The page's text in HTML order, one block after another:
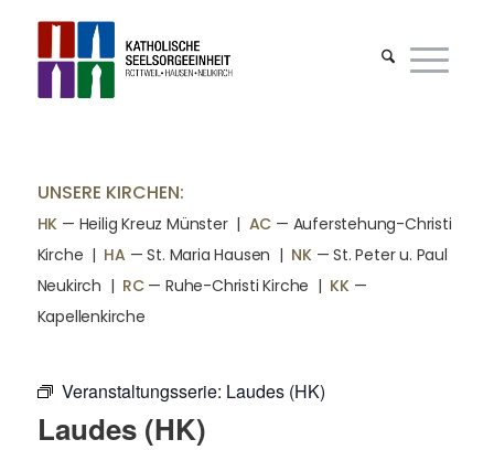
UNSERE KIRCHEN:
HK — Heilig Kreuz Münster | AC — Auferstehung-Christi
Kirche | HA — St. Maria Hausen | NK— St. Peter u. Paul
Neukirch | RC— Ruhe-Christi Kirche | KK—
Kapellenkirche
Veranstaltungsserie: Laudes (HK)
Laudes (HK)